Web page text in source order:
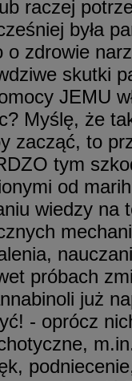
raczej
była
zdrowie
skutki
JEMU
Myślę, że
zacząć, to
tym
od
wiedzy na
próbach
już
- oprócz